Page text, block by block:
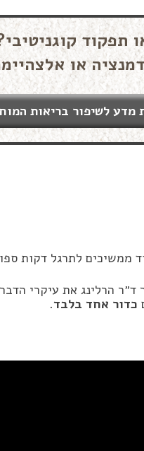
תפקוד
או
מדע לשיפור בריאות
ממשיכים לתרגל דקות
הרלינג את עיקרי
כדור אחד בלבד.